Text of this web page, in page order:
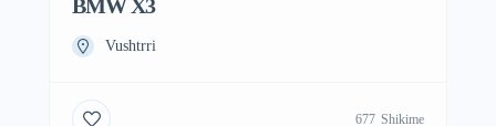
BMW X3
Vushtrri
677 Shikime